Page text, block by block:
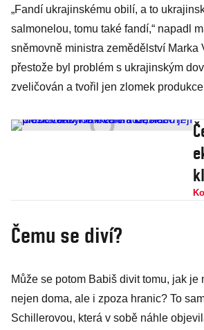
„Fandí ukrajinskému obilí, a to
salmonelou, tomu také fandí,“ napadl
sněmovně ministra zemědělství Marka
přestože byl problém s ukrajinským
zveličován a tvořil jen zlomek
Čemu se diví?
Může se potom Babiš divit tomu, jak je
nejen doma, ale i zpoza hranic? To
Schillerovou, která v sobě náhle